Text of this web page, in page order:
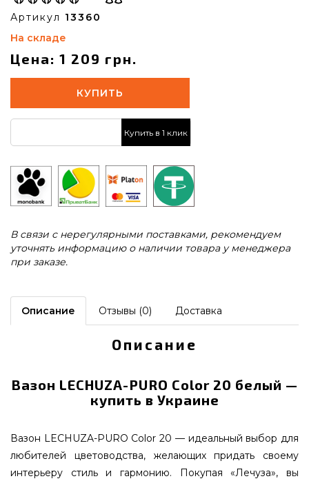
Артикул 13360
На складе
Цена: 1 209 грн.
КУПИТЬ
Купить в 1 клик
В связи с нерегулярными поставками, рекомендуем
уточнять информацию о наличии товара у менеджера
при заказе.
Описание Отзывы (0) Доставка
Описание
Вазон LECHUZA-PURO Color 20 белый —
купить в Украине
Вазон LECHUZA-PURO Color 20 — идеальный выбор для
любителей цветоводства, желающих придать своему
интерьеру стиль и гармонию. Покупая «Лечуза», вы